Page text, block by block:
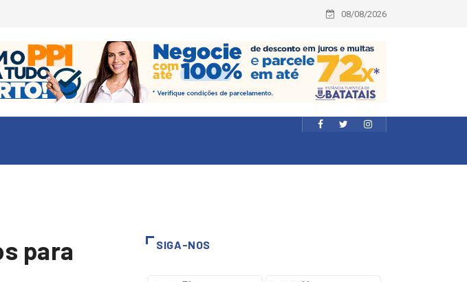
times e formato 08/08/2026
para
SIGA-NOS